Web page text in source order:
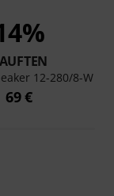
12-280/8-W
69 €